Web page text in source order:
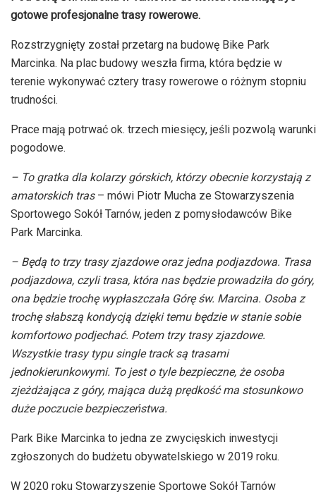
gotowe profesjonalne trasy rowerowe.
Rozstrzygnięty został przetarg na budowę Bike Park
Marcinka. Na plac budowy weszła firma, która będzie w
terenie wykonywać cztery trasy rowerowe o różnym stopniu
trudności.
Prace mają potrwać ok. trzech miesięcy, jeśli pozwolą warunki
pogodowe.
– To gratka dla kolarzy górskich, którzy obecnie korzystają z
amatorskich tras– mówi Piotr Mucha ze Stowarzyszenia
Sportowego Sokół Tarnów, jeden z pomysłodawców Bike
Park Marcinka.
– Będą to trzy trasy zjazdowe oraz jedna podjazdowa. Trasa
podjazdowa, czyli trasa, która nas będzie prowadziła do góry,
ona będzie trochę wypłaszczała Górę św. Marcina. Osoba z
trochę słabszą kondycją dzięki temu będzie w stanie sobie
komfortowo podjechać. Potem trzy trasy zjazdowe.
Wszystkie trasy typu single track są trasami
jednokierunkowymi. To jest o tyle bezpieczne, że osoba
zjeżdżająca z góry, mająca dużą prędkość ma stosunkowo
duże poczucie bezpieczeństwa.
Park Bike Marcinka to jedna ze zwycięskich inwestycji
zgłoszonych do budżetu obywatelskiego w 2019 roku.
W 2020 roku Stowarzyszenie Sportowe Sokół Tarnów